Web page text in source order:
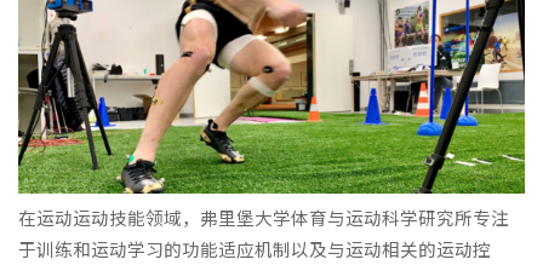
在运动运动技能领域，弗里堡大学体育与运动科学研究所专注
于训练和运动学习的功能适应机制以及与运动相关的运动控